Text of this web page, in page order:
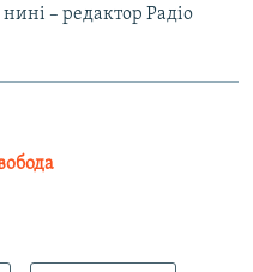
– редактор Радіо